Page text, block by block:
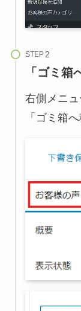
STEP
「ゴミ箱
右側メニュ
「ゴミ箱